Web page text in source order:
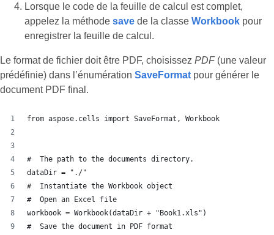
Lorsque le code de la feuille de calcul est complet,
appelez la méthode save de la classe Workbook pour
enregistrer la feuille de calcul.
Le format de fichier doit être PDF, choisissez PDF(une valeur
prédéfinie) dans l’énumération SaveFormat pour générer le
document PDF final.
from aspose.cells import SaveFormat, Workbook
#  The path to the documents directory.
dataDir = "./"
#  Instantiate the Workbook object
#  Open an Excel file
workbook = Workbook(dataDir + "Book1.xls")
#  Save the document in PDF format